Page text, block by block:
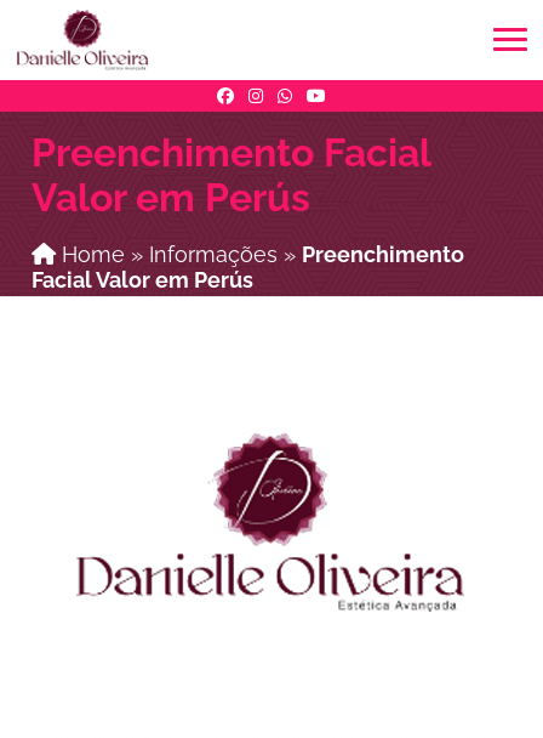
Preenchimento Facial
Valor em Perús
Home » Informações » Preenchimento
Facial Valor em Perús